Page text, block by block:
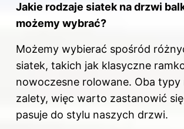
Jakie rodzaje siatek na drzwi
możemy wybrać?
Możemy wybierać spośród
siatek, takich jak klasyczne
nowoczesne rolowane. Oba typy
zalety, więc warto zastanowić
pasuje do stylu naszych drzwi.